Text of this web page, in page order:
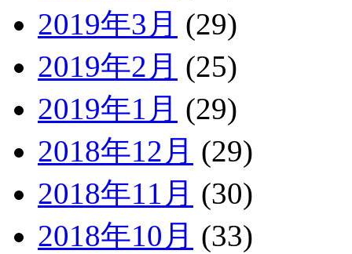
2019年3月 (29)
2019年2月 (25)
2019年1月 (29)
2018年12月 (29)
2018年11月 (30)
2018年10月 (33)